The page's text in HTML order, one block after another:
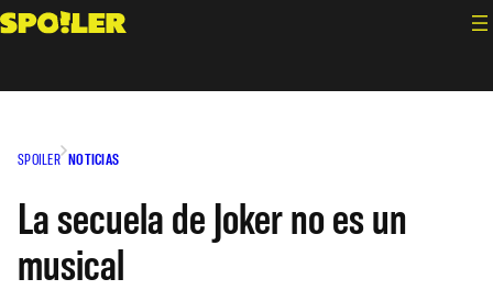
SPOILER NOTICIAS
La secuela de Joker no es un
musical